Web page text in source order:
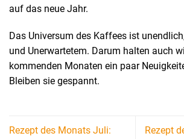
auf das neue Jahr.
Das Universum des Kaffees ist
und Unerwartetem. Darum halten auch
kommenden Monaten ein paar
Bleiben sie gespannt.
Rezept des Monats Juli:
Rezept